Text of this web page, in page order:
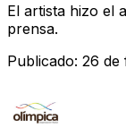
El artista hizo el
prensa.
Publicado: 26 de